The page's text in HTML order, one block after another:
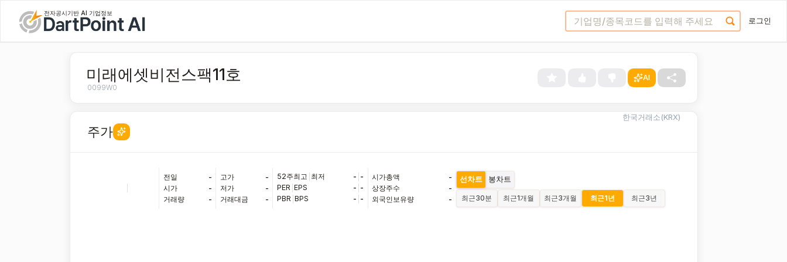
전자공시기반 AI 기업정보
로그인
미래에셋비전스팩11호
0099W0
AI
주가
한국거래소(KRX)
전일
-
시가
-
거래량
-
고가
-
저가
-
거래대금
-
52주최고 최저 - -
PER EPS - -
PBR BPS - -
시가총액
-
상장주수
-
외국인보유량
-
선차트 봉차트
최근30분 최근1개월 최근3개월 최근1년 최근3년